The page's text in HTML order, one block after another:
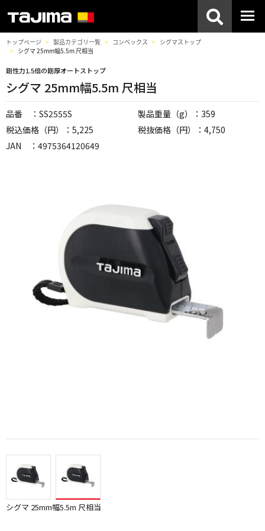
トップページ 製品カテゴリ一覧 コンベックス
シグマストップ
シグマ 25mm幅5.5m 尺相当
剛性力1.5倍の剛厚オートストップ
シグマ 25mm幅5.5m 尺相当
品番 ：SS2555S
製品重量（g）：359
税込価格（円）：5,225
税抜価格（円）：4,750
JAN ：4975364120649
シグマ 25mm幅5.5m 尺相当